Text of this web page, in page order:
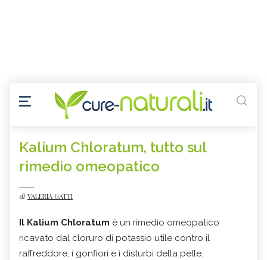
Kalium Chloratum, tutto sul
rimedio omeopatico
di VALERIA GATTI
Il Kalium Chloratum è un rimedio omeopatico
ricavato dal cloruro di potassio utile contro il
raffreddore, i gonfiori e i disturbi della pelle.